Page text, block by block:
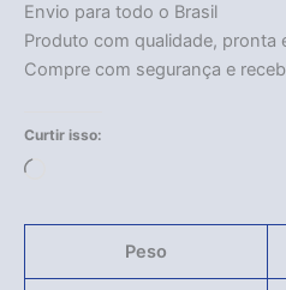
Envio para todo o Brasil
Produto com qualidade, pronta
Compre com segurança e
Curtir isso:
Peso